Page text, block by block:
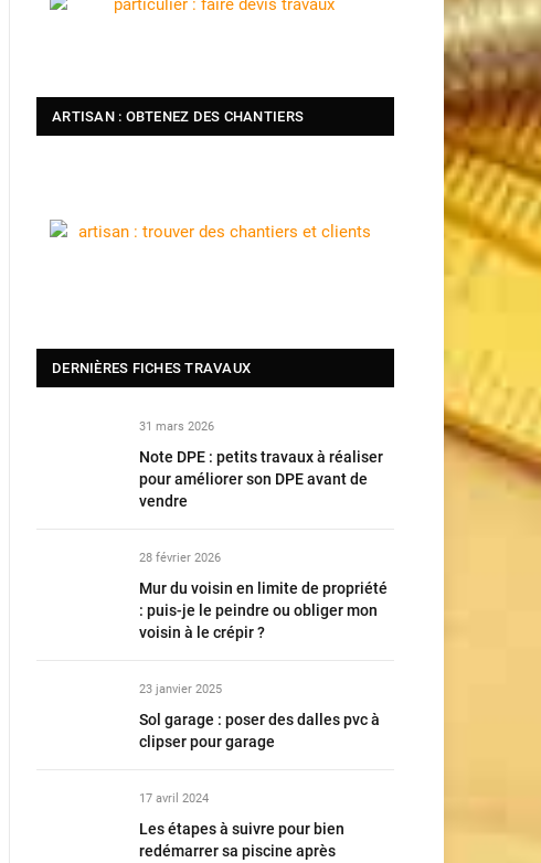
ARTISAN : OBTENEZ DES CHANTIERS
DERNIÈRES FICHES TRAVAUX
31 mars 2026
Note DPE : petits travaux à réaliser
pour améliorer son DPE avant de
vendre
28 février 2026
Mur du voisin en limite de propriété
: puis-je le peindre ou obliger mon
voisin à le crépir ?
23 janvier 2025
Sol garage : poser des dalles pvc à
clipser pour garage
17 avril 2024
Les étapes à suivre pour bien
redémarrer sa piscine après